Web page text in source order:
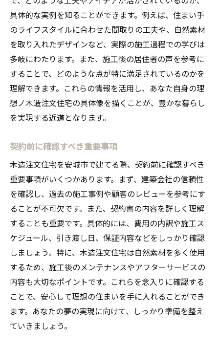
具体的な実例を知ることができます。例えば、住まい手
のライフスタイルに合わせた間取りの工夫や、自然素材
を取り入れたデザインなど、実際の施工過程での学びは
多岐にわたります。また、施工後の居住者の声を参考に
することで、どのような点が特に満足されているのかを
理解できます。これらの情報を活用し、あなた自身の理
想ノ木造注文住宅の具体像を描くことが、豊かな暮らし
を実現する近道となります。
契約前に確認すべき重要事項
木造注文住宅を安城市で建てる際、契約前に確認すべき
重要事項がいくつかあります。まず、建築会社の信頼性
を確認し、過去の施工事例や顧客のレビューを参考にす
ることが不可欠です。また、契約書の内容を詳しく理解
することも重要です。具体的には、費用の内訳や施工ス
ケジュール、引き渡し日、保証内容などをしっかり確認
しましょう。特に、木造注文住宅は自然素材を多く使用
するため、施工後のメンテナンスやアフターサービスの
内容も大切なポイントです。これらを念入りに確認する
ことで、安心して理想の住まいを手に入れることができ
ます。あなたの夢の実現に向けて、しっかり準備を整え
ていきましょう。